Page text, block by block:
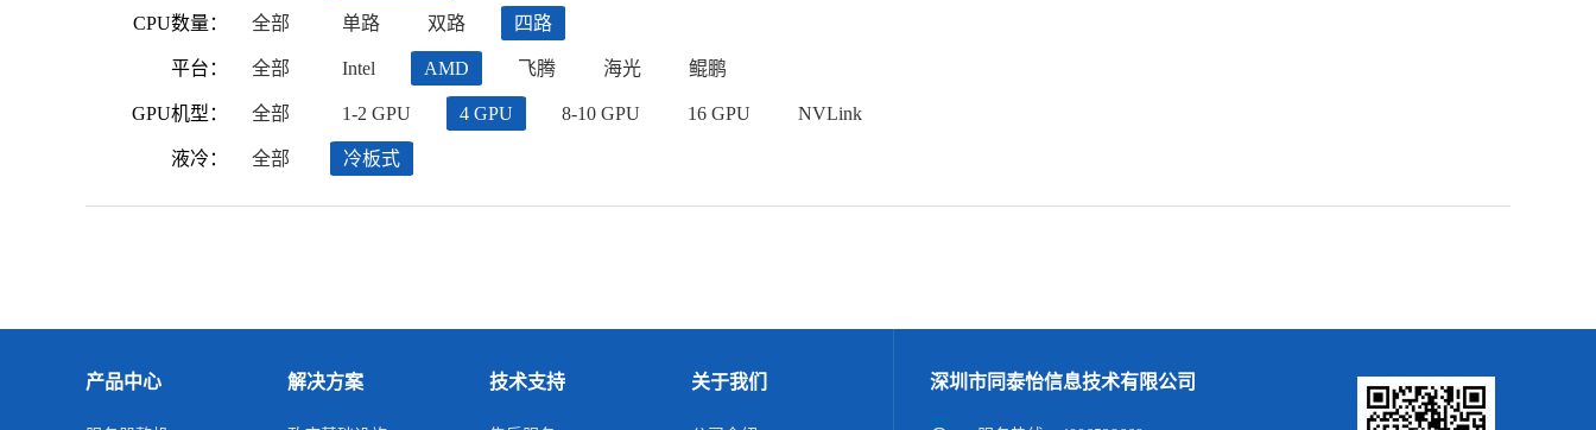
CPU数量：
平台：
GPU机型：
液冷：
全部 单路 双路 四路
全部 Intel AMD 飞腾 海光 鲲鹏
全部 1-2 GPU 4 GPU 8-10 GPU 16 GPU NVLink
全部 冷板式
产品中心 解决方案 技术支持 关于我们 深圳市同泰怡信息技术有限公司